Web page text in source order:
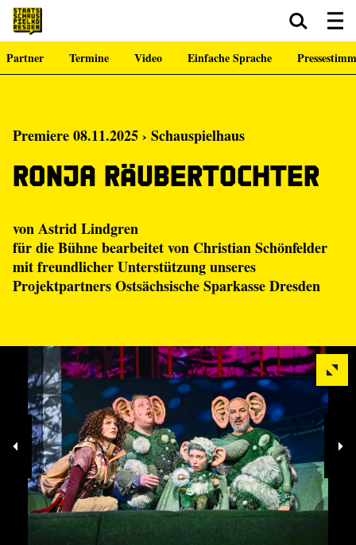
Zum Hauptinhalt springen Zum Footer springen
Partner Termine Video Einfache Sprache
Premiere 08.11.2025 › Schauspielhaus
Ronja Räubertochter
von Astrid Lindgren
für die Bühne bearbeitet von Christian Schönfelder
mit freundlicher Unterstützung unseres
Projektpartners Ostsächsische Sparkasse Dresden